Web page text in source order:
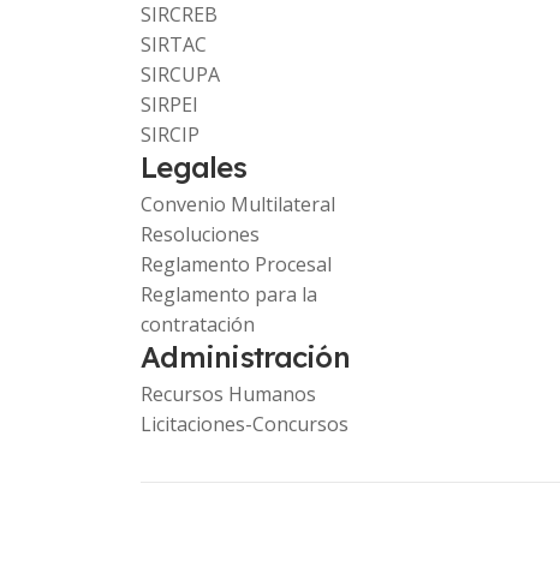
SIRCREB
SIRTAC
SIRCUPA
SIRPEI
SIRCIP
Legales
Convenio Multilateral
Resoluciones
Reglamento Procesal
Reglamento para la
contratación
Administración
Recursos Humanos
Licitaciones-Concursos